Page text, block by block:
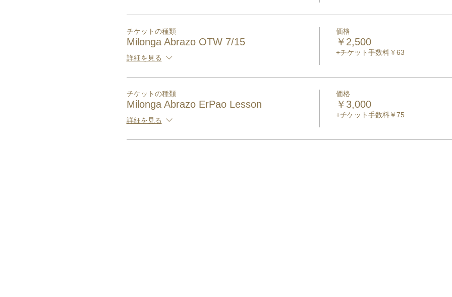
チケットの種類
Milonga Abrazo OTW 7/15
詳細を見る
価格
￥2,500
+チケット手数料￥63
チケットの種類
Milonga Abrazo ErPao Lesson
詳細を見る
価格
￥3,000
+チケット手数料￥75